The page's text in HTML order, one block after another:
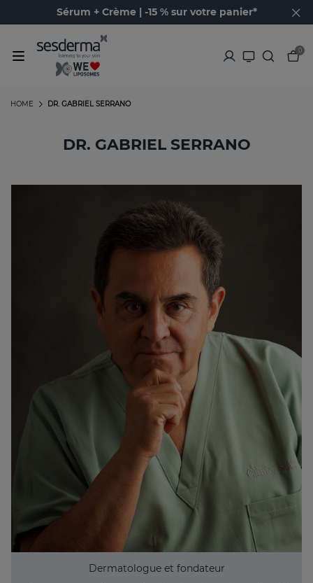
Sérum + Crème | -15 % sur votre panier*
0
DR. GABRIEL SERRANO
HOME
DR. GABRIEL SERRANO
Dermatologue et fondateur